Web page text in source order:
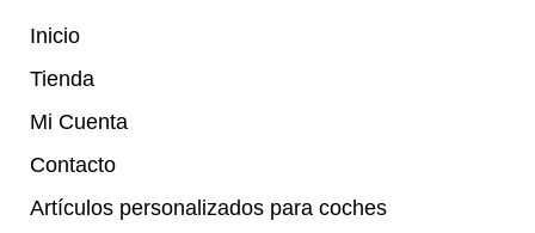
Inicio
Tienda
Mi Cuenta
Contacto
Artículos personalizados para coches